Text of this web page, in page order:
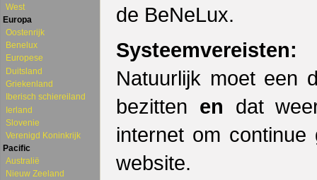
West
Europa
Oostenrijk
Benelux
Europese
Duitsland
Griekenland
Iberisch schiereiland
Ierland
Slovenie
Verenigd Koninkrijk
Pacific
Australië
Nieuw Zeeland
de BeNeLux.
Systeemvereisten:
Natuurlijk moet een
bezitten en dat
internet om
website.